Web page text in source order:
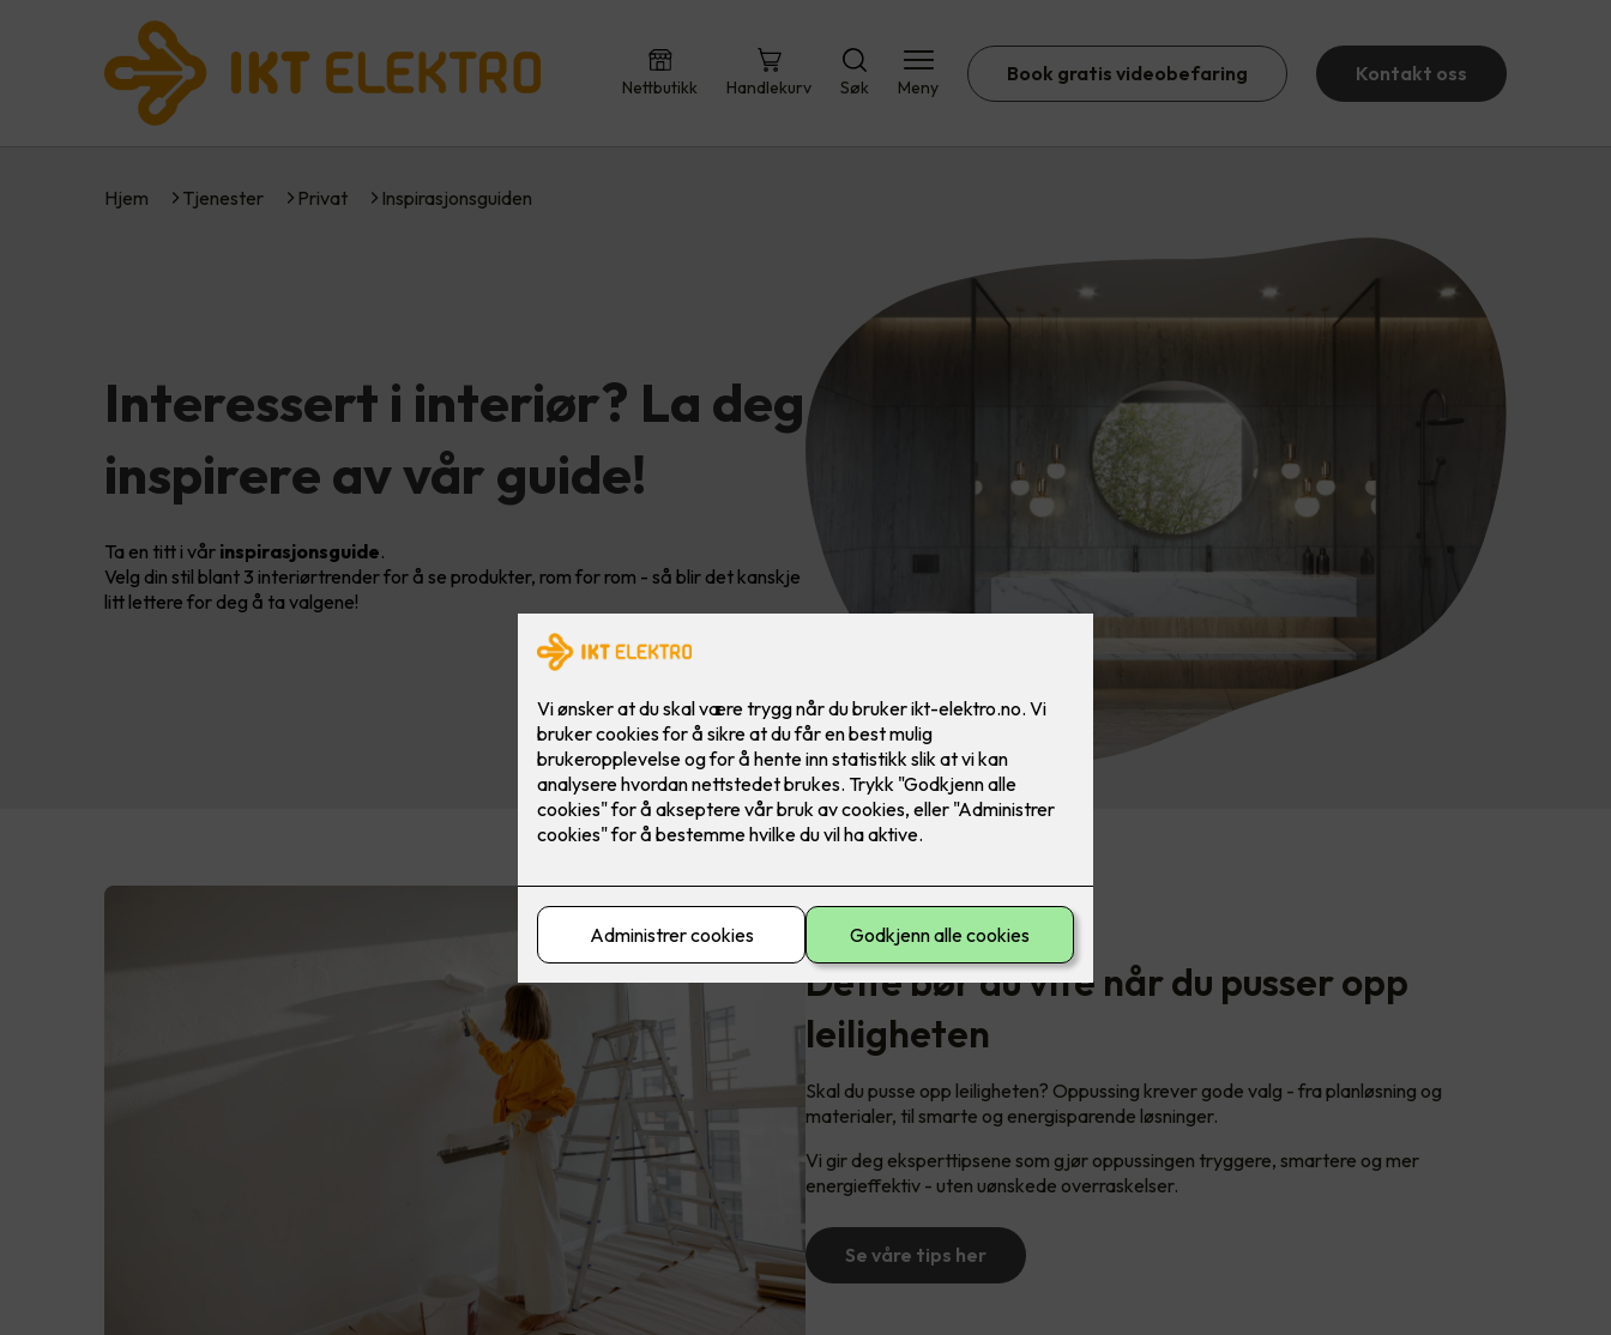
Nettbutikk Handlekurv Søk Meny
Book gratis videobefaring Kontakt oss
Hjem Tjenester Privat Inspirasjonsguiden
Interessert i interiør? La deg
inspirere av vår guide!
Ta en titt i vår inspirasjonsguide.
Velg din stil blant 3 interiørtrender for å se produkter, rom for rom - så blir det kanskje
litt lettere for deg å ta valgene!
Dette bør du vite når du pusser opp
leiligheten
Skal du pusse opp leiligheten? Oppussing krever gode valg - fra planløsning og
materialer, til smarte og energisparende løsninger.
Vi gir deg eksperttipsene som gjør oppussingen tryggere, smartere og mer
energieffektiv - uten uønskede overraskelser.
Se våre tips her